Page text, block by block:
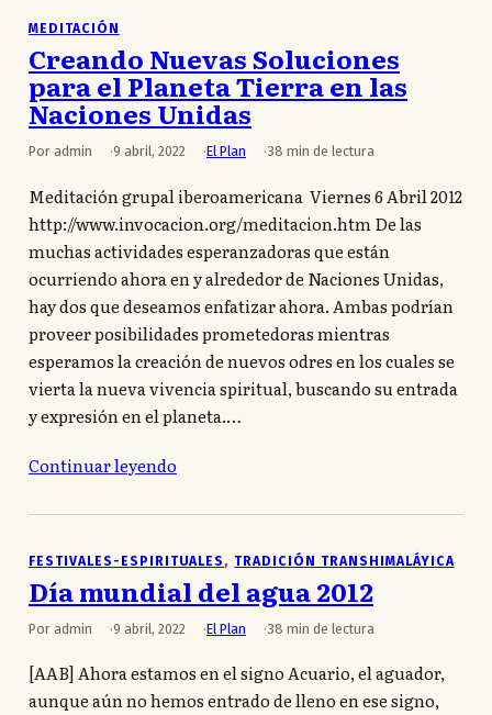
MEDITACIÓN
Creando Nuevas Soluciones
para el Planeta Tierra en las
Naciones Unidas
Por admin 9 abril, 2022 El Plan 38 min de lectura
Meditación grupal iberoamericana Viernes 6 Abril 2012
http://www.invocacion.org/meditacion.htm De las
muchas actividades esperanzadoras que están
ocurriendo ahora en y alrededor de Naciones Unidas,
hay dos que deseamos enfatizar ahora. Ambas podrían
proveer posibilidades prometedoras mientras
esperamos la creación de nuevos odres en los cuales se
vierta la nueva vivencia spiritual, buscando su entrada
y expresión en el planeta.…
Continuar leyendo
FESTIVALES-ESPIRITUALES , TRADICIÓN TRANSHIMALÁYICA
Día mundial del agua 2012
Por admin 9 abril, 2022 El Plan 38 min de lectura
[AAB] Ahora estamos en el signo Acuario, el aguador,
aunque aún no hemos entrado de lleno en ese signo,